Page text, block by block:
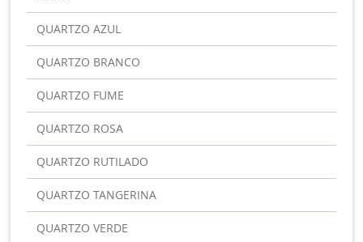
QUARTZO AZUL
QUARTZO BRANCO
QUARTZO FUME
QUARTZO ROSA
QUARTZO RUTILADO
QUARTZO TANGERINA
QUARTZO VERDE